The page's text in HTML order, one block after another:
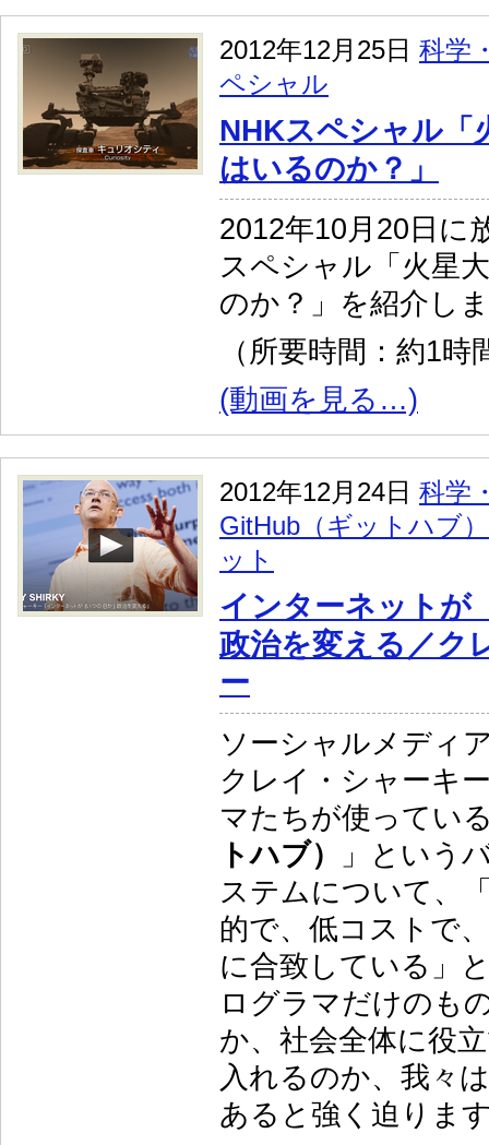
2012年12月25日 科学
ペシャル
NHKスペシャル「
はいるのか？」
2012年10月20日に
スペシャル「火星
のか？」を紹介し
（所要時間：約1時
(動画を見る…)
2012年12月24日 科学
GitHub（ギットハブ）
ット
インターネットが
政治を変える／ク
ー
ソーシャルメディ
クレイ・シャーキ
マたちが使ってい
トハブ）
」という
ステムについて、
的で、低コストで
に合致している」
ログラマだけのも
か、社会全体に役
入れるのか、我々
あると強く迫りま